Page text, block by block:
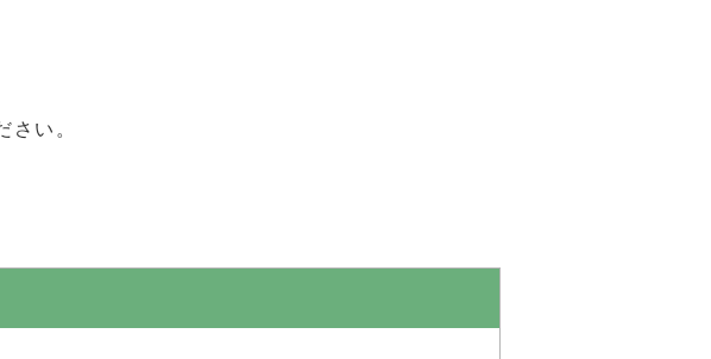
い。